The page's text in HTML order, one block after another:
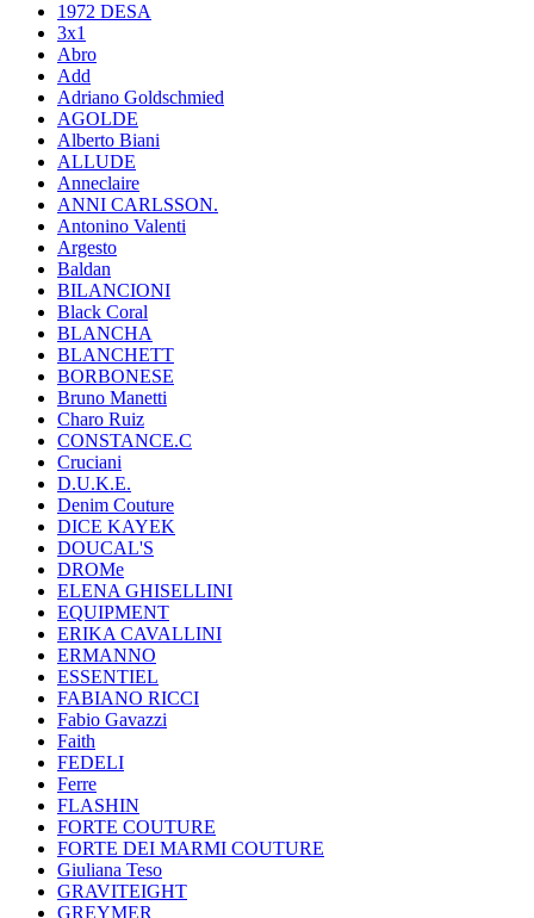
1972 DESA
3x1
Abro
Add
Adriano Goldschmied
AGOLDE
Alberto Biani
ALLUDE
Anneclaire
ANNI CARLSSON.
Antonino Valenti
Argesto
Baldan
BILANCIONI
Black Coral
BLANCHA
BLANCHETT
BORBONESE
Bruno Manetti
Charo Ruiz
CONSTANCE.C
Cruciani
D.U.K.E.
Denim Couture
DICE KAYEK
DOUCAL'S
DROMe
ELENA GHISELLINI
EQUIPMENT
ERIKA CAVALLINI
ERMANNO
ESSENTIEL
FABIANO RICCI
Fabio Gavazzi
Faith
FEDELI
Ferre
FLASHIN
FORTE COUTURE
FORTE DEI MARMI COUTURE
Giuliana Teso
GRAVITEIGHT
GREYMER